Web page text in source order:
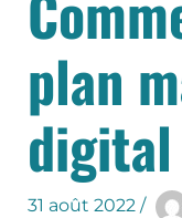
plan
31 août 2022 /